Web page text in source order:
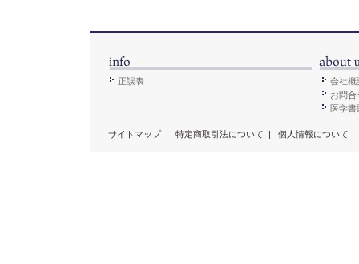
正誤表
会社概
お問合
医学
サイトマップ| 特定商取引法について | 個人情報について